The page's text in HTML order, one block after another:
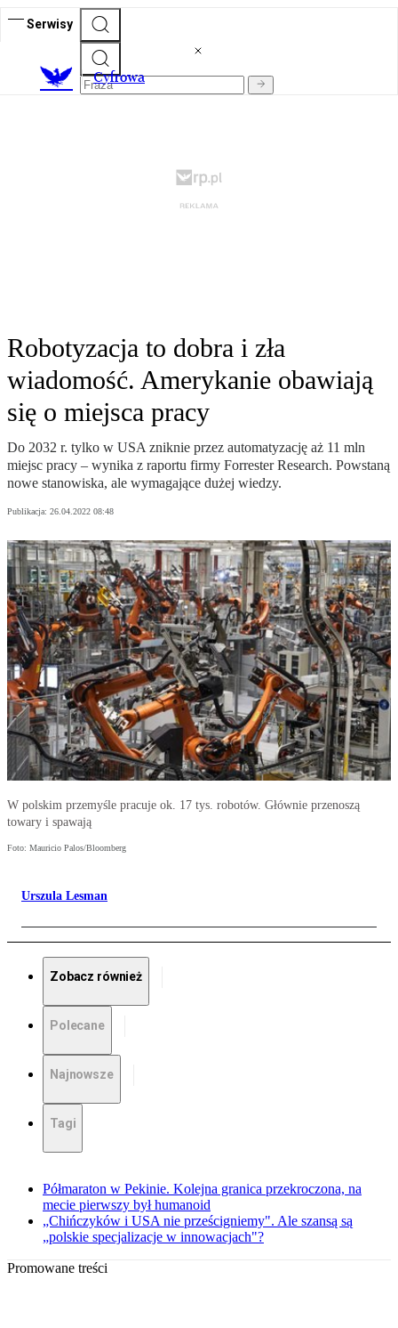
Serwisy
Cyfrowa
Robotyzacja to dobra i zła
wiadomość. Amerykanie obawiają
się o miejsca pracy
Do 2032 r. tylko w USA zniknie przez automatyzację aż 11 mln
miejsc pracy – wynika z raportu firmy Forrester Research. Powstaną
nowe stanowiska, ale wymagające dużej wiedzy.
Publikacja: 26.04.2022 08:48
W polskim przemyśle pracuje ok. 17 tys. robotów. Głównie przenoszą
towary i spawają
Foto: Mauricio Palos/Bloomberg
Urszula Lesman
Zobacz również
Polecane
Najnowsze
Tagi
Półmaraton w Pekinie. Kolejna granica przekroczona, na
mecie pierwszy był humanoid
„Chińczyków i USA nie prześcigniemy". Ale szansą są
„polskie specjalizacje w innowacjach"?
Promowane treści